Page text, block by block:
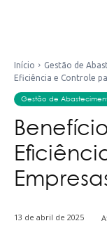
Início Gestão de
Eficiência e Controle
Gestão de
13 de abril de 2025